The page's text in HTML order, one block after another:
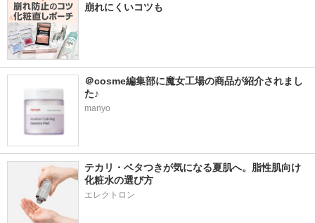
崩れにくいコツも
＠cosme編集部に魔女工場の商品が紹介されまし
た♪
manyo
テカリ・ベタつきが気になる夏肌へ。脂性肌向け
化粧水の選び方
エレクトロン